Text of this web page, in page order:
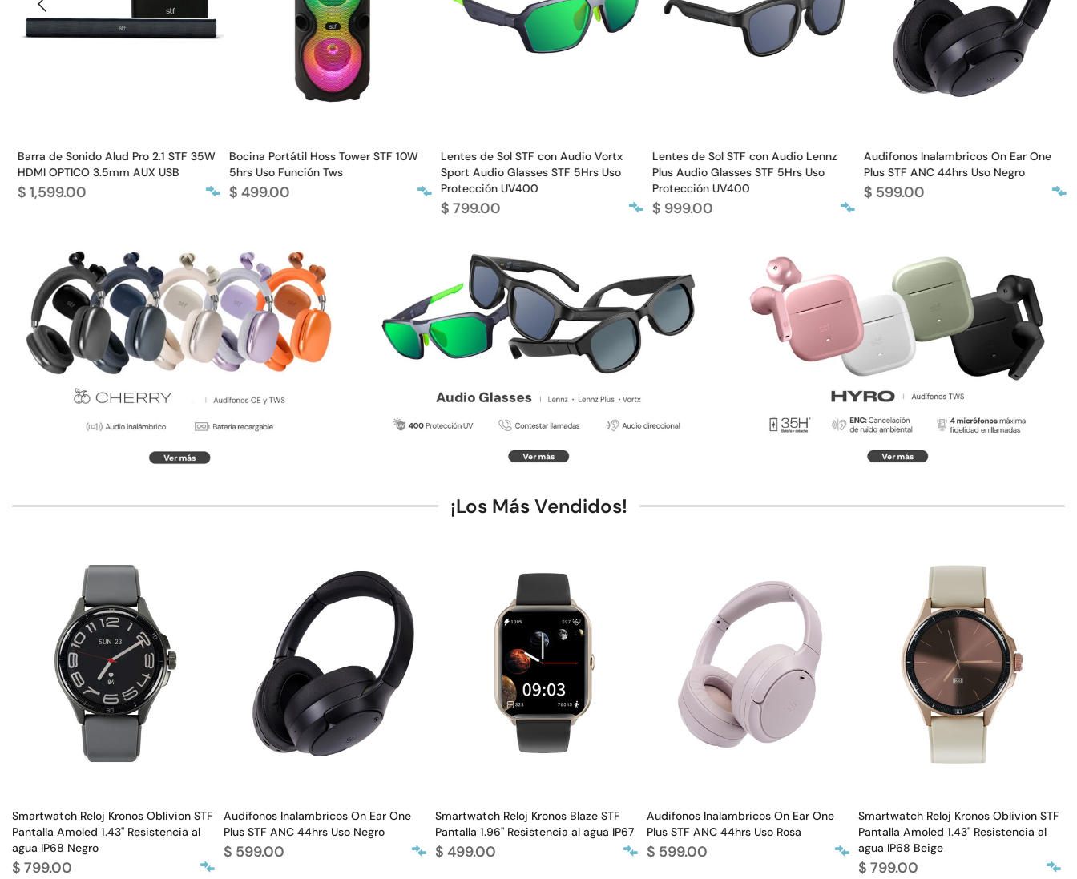
Barra de Sonido Alud Pro 2.1 STF 35W
HDMI OPTICO 3.5mm AUX USB
$ 1,599.00
Bocina Portátil Hoss Tower STF 10W
5hrs Uso Función Tws
$ 499.00
Lentes de Sol STF con Audio Vortx
Sport Audio Glasses STF 5Hrs Uso
Protección UV400
$ 799.00
Lentes de Sol STF con Audio Lennz
Plus Audio Glasses STF 5Hrs Uso
Protección UV400
$ 999.00
Audifonos Inalambricos On Ear One
Plus STF ANC 44hrs Uso Negro
$ 599.00
¡Los Más Vendidos!
Smartwatch Reloj Kronos Oblivion STF
Pantalla Amoled 1.43" Resistencia al
agua IP68 Negro
$ 799.00
Audifonos Inalambricos On Ear One
Plus STF ANC 44hrs Uso Negro
$ 599.00
Smartwatch Reloj Kronos Blaze STF
Pantalla 1.96" Resistencia al agua IP67
$ 499.00
Audifonos Inalambricos On Ear One
Plus STF ANC 44hrs Uso Rosa
$ 599.00
Smartwatch Reloj Kronos Oblivion STF
Pantalla Amoled 1.43" Resistencia al
agua IP68 Beige
$ 799.00